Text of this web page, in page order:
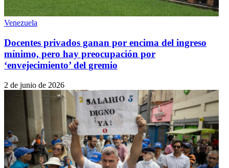
Venezuela
Docentes privados ganan por encima del ingreso
mínimo, pero hay preocupación por
‘envejecimiento’ del gremio
2 de junio de 2026